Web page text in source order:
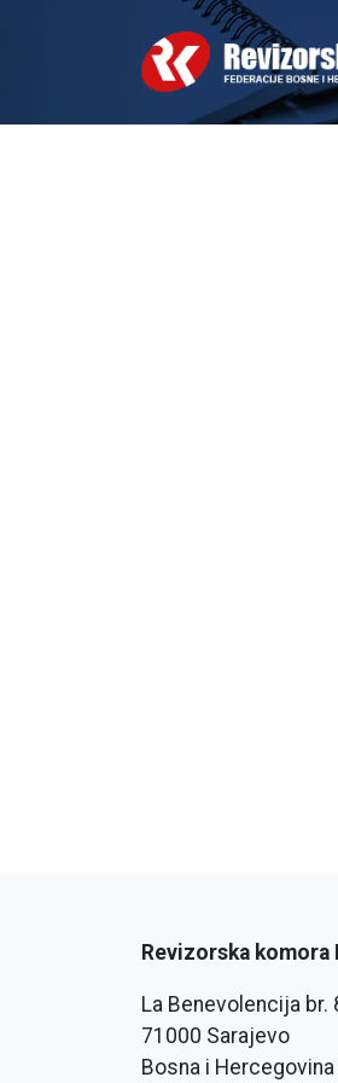
Revizorska komora
La Benevolencija br.
71000 Sarajevo
Bosna i Hercegovina